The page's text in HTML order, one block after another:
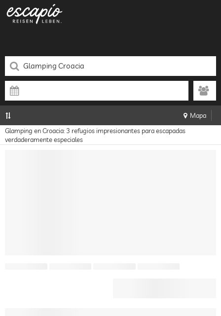
Mapa
Glamping en Croacia: 3 refugios impresionantes para escapadas
verdaderamente especiales